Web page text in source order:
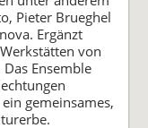
Pieter Brueghel
Ergänzt
von
Ensemble
gemeinsames,